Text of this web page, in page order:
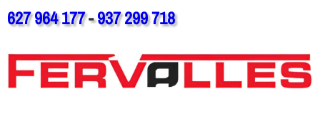
627 964 177-937 299 718